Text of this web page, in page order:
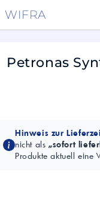
WIFRA
Petronas
Hinweis zur
nicht als „sofort
Produkte aktuell eine